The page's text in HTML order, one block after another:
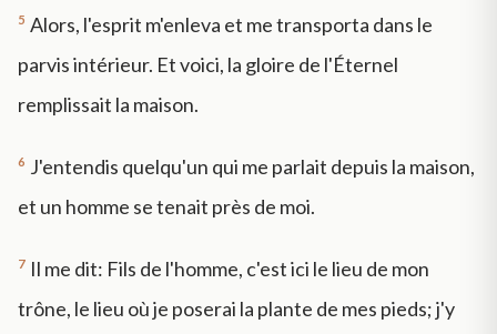
5 Alors, l'esprit m'enleva et me transporta dans le
parvis intérieur. Et voici, la gloire de l'Éternel
remplissait la maison.
6 J'entendis quelqu'un qui me parlait depuis la maison,
et un homme se tenait près de moi.
7 Il me dit: Fils de l'homme, c'est ici le lieu de mon
trône, le lieu où je poserai la plante de mes pieds; j'y